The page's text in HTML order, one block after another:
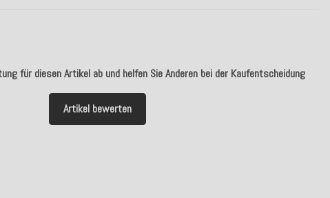
für diesen Artikel ab und helfen Sie Anderen bei der Kaufentscheidung
Artikel bewerten